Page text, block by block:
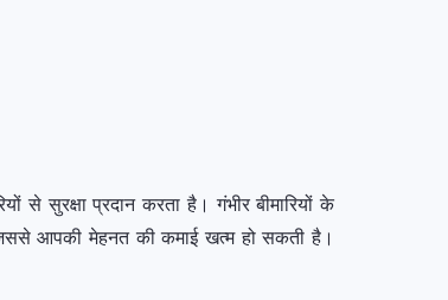
सुरक्षा प्रदान करता है। गंभीर बीमारियों के
आपकी मेहनत की कमाई खत्म हो सकती है।